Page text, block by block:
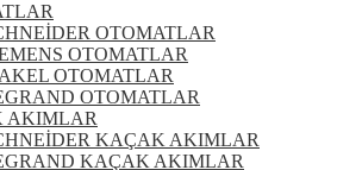
OTOMATLAR
OTOMATLAR
OTOMATLAR
OTOMATLAR
AKIMLAR
KAÇAK AKIMLAR
KAÇAK AKIMLAR